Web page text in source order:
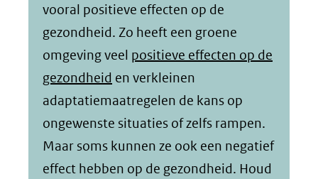
vooral positieve effecten op de
gezondheid. Zo heeft een groene
omgeving veel positieve effecten op de
gezondheid en verkleinen
adaptatiemaatregelen de kans op
ongewenste situaties of zelfs rampen.
Maar soms kunnen ze ook een negatief
effect hebben op de gezondheid. Houd